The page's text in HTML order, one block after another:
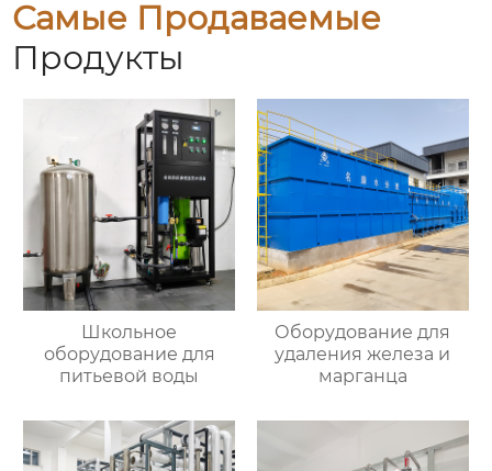
Самые Продаваемые
Продукты
Школьное
оборудование для
питьевой воды
Оборудование для
удаления железа и
марганца